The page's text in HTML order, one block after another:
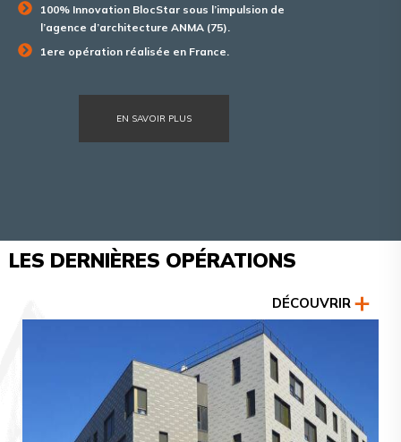
100% Innovation BlocStar sous l’impulsion de
l’agence d’architecture ANMA (75).
1ere opération réalisée en France.
EN SAVOIR PLUS
LES DERNIÈRES OPÉRATIONS
DÉCOUVRIR